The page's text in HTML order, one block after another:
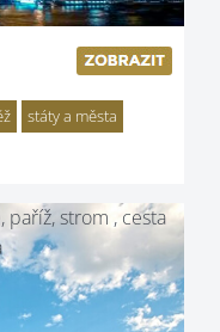
státy a města